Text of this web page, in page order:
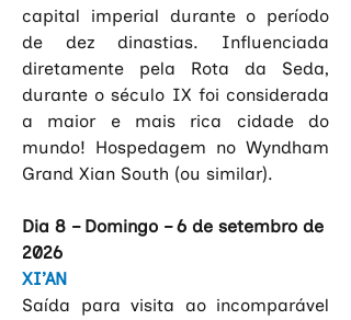
capital imperial durante o período
de dez dinastias. Influenciada
diretamente pela Rota da Seda,
durante o século IX foi considerada
a maior e mais rica cidade do
mundo! Hospedagem no Wyndham
Grand Xian South (ou similar).
Dia 8 – Domingo – 6 de setembro de
2026
XI’AN
Saída para visita ao incomparável